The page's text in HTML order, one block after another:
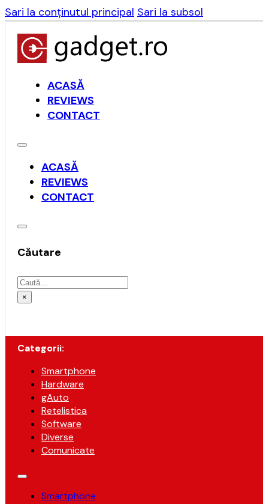
Sari la conținutul principal Sari la subsol
ACASĂ
REVIEWS
CONTACT
ACASĂ
REVIEWS
CONTACT
Căutare
Caută
×
Categorii:
Smartphone
Hardware
gAuto
Retelistica
Software
Diverse
Comunicate
Smartphone